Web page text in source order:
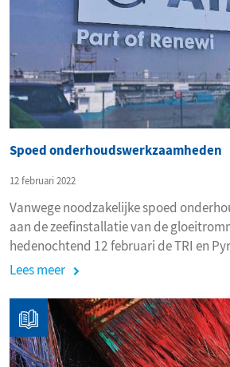
Spoed onderhoudswerkzaamheden
12 februari 2022
Vanwege noodzakelijke spoed
aan de zeefinstallatie van de
hedenochtend 12 februari de TRI en
genomen. Tijdens deze werkzaamheden
de grondfakkel.
Lees meer